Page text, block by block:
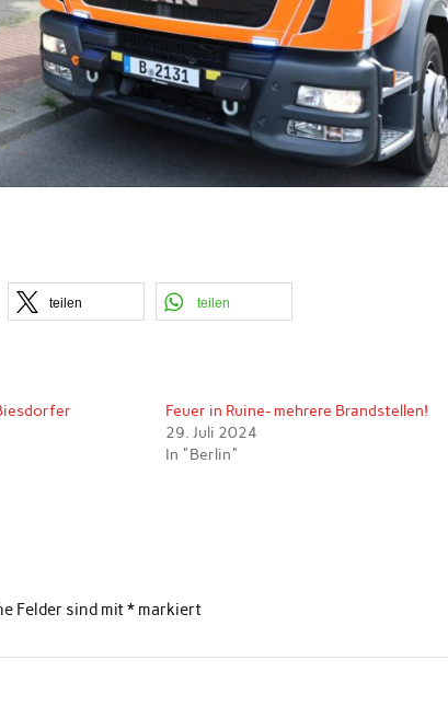
teilen teilen
Feuer in Ruine- mehrere Brandstellen!
29. Juli 2024
In "Berlin"
Felder sind mit* markiert